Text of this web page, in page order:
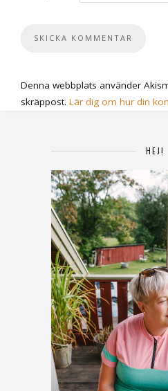
Denna webbplats använder
skräppost. Lär dig om hur din
HEJ!